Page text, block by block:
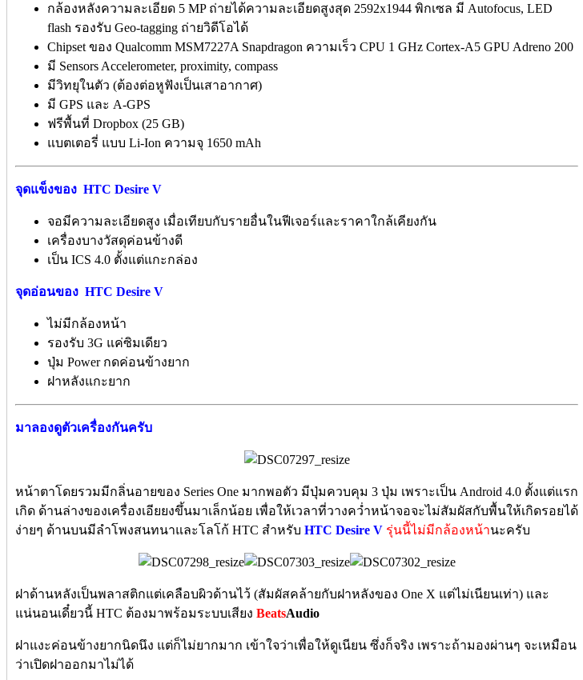
กล้องหลังความละเอียด 5 MP ถ่ายได้ความละเอียดสูงสุด 2592х1944 พิกเซล มี Autofocus, LED
flash รองรับ Geo-tagging ถ่ายวิดีโอได้
Chipset ของ Qualcomm MSM7227A Snapdragon ความเร็ว CPU 1 GHz Cortex-A5 GPU Adreno 200
มี Sensors Accelerometer, proximity, compass
มีวิทยุในตัว (ต้องต่อหูฟังเป็นเสาอากาศ)
มี GPS และ A-GPS
ฟรีพื้นที่ Dropbox (25 GB)
แบตเตอรี่ แบบ Li-Ion ความจุ 1650 mAh
จุดแข็งของ HTC Desire V
จอมีความละเอียดสูง เมื่อเทียบกับรายอื่นในฟีเจอร์และราคาใกล้เคียงกัน
เครื่องบางวัสดุค่อนข้างดี
เป็น ICS 4.0 ตั้งแต่แกะกล่อง
จุดอ่อนของ HTC Desire V
ไม่มีกล้องหน้า
รองรับ 3G แค่ซิมเดียว
ปุ่ม Power กดค่อนข้างยาก
ฝาหลังแกะยาก
มาลองดูตัวเครื่องกันครับ
หน้าตาโดยรวมมีกลิ่นอายของ Series One มากพอตัว มีปุ่มควบคุม 3 ปุ่ม เพราะเป็น Android 4.0 ตั้งแต่แรก
เกิด ด้านล่างของเครื่องเอียยงขึ้นมาเล็กน้อย เพื่อให้เวลาที่วางคว่ำหน้าจอจะไม่สัมผัสกับพื้นให้เกิดรอยได้
ง่ายๆ ด้านบนมีลำโพงสนทนาและโลโก้ HTC สำหรับ HTC Desire V รุ่นนี้ไม่มีกล้องหน้านะครับ
ฝาด้านหลังเป็นพลาสติกแต่เคลือบผิวด้านไว้ (สัมผัสคล้ายกับฝาหลังของ One X แต่ไม่เนียนเท่า) และ
แน่นอนเดี๋ยวนี้ HTC ต้องมาพร้อมระบบเสียง BeatsAudio
ฝาแงะค่อนข้างยากนิดนึง แต่ก็ไม่ยากมาก เข้าใจว่าเพื่อให้ดูเนียน ซึ่งก็จริง เพราะถ้ามองผ่านๆ จะเหมือน
ว่าเปิดฝาออกมาไม่ได้